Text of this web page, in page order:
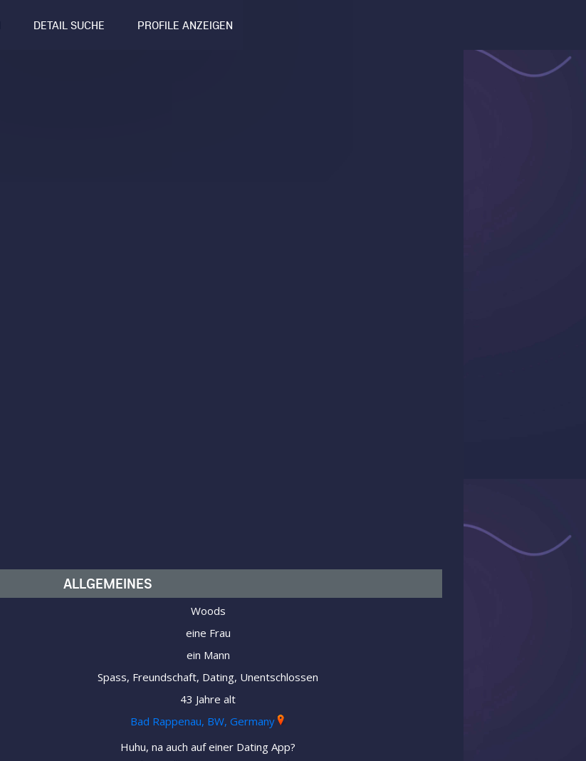
DETAIL SUCHE PROFILE ANZEIGEN
ALLGEMEINES
Woods
eine Frau
ein Mann
Spass, Freundschaft, Dating, Unentschlossen
43 Jahre alt
Bad Rappenau, BW, Germany
Huhu, na auch auf einer Dating App?